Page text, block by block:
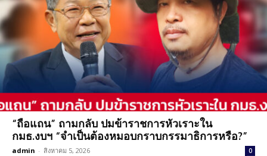
“ถือแถน” ถามกลับ ปมข้าราชการหัวเราะใน
กมธ.งบฯ “จำเป็นต้องหมอบกราบกรรมาธิการหรือ?”
admin - สิงหาคม 5, 2026 0